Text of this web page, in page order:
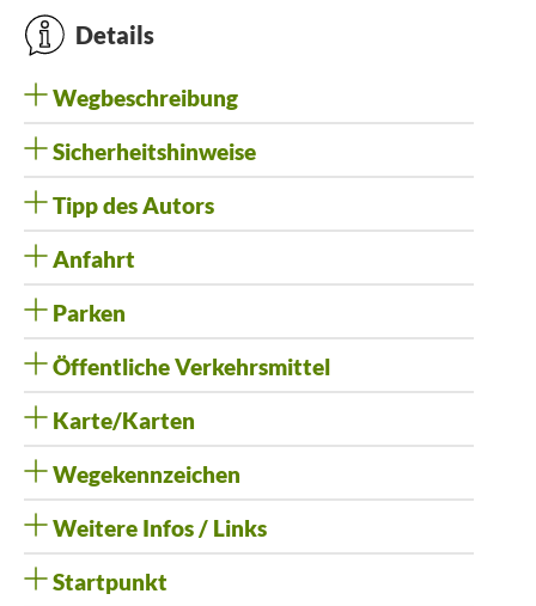
Details
Wegbeschreibung
Sicherheitshinweise
Tipp des Autors
Anfahrt
Parken
Öffentliche Verkehrsmittel
Karte/Karten
Wegekennzeichen
Weitere Infos / Links
Startpunkt